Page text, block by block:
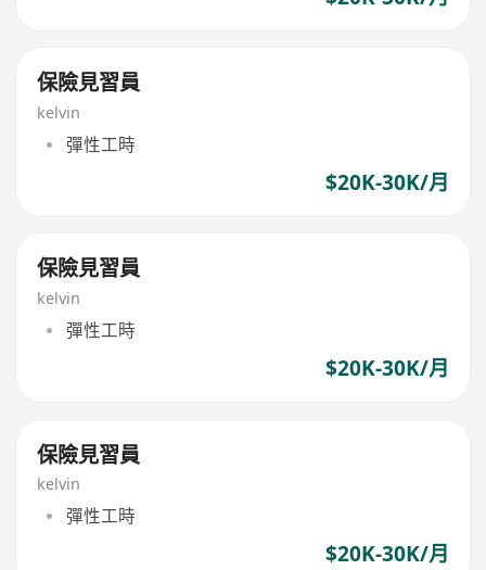
保險見習員
kelvin
彈性工時
$20K-30K/月
保險見習員
kelvin
彈性工時
$20K-30K/月
保險見習員
kelvin
彈性工時
$20K-30K/月